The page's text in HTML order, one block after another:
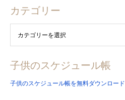
カテゴリー
子供のスケジュール帳
子供のスケジュール帳を無料ダウンロード